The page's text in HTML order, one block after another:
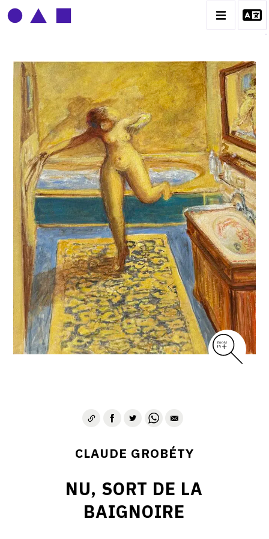
CLAUDE GROBÉTY
BIOGRAPHIE
CATALOGUE DES OEUVRES
CONTACT
CLAUDE GROBÉTY
NU, SORT DE LA
BAIGNOIRE